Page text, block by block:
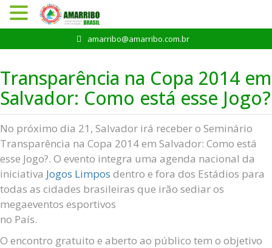
para
conteúdo
amarribo@amarribo.com.br
Transparência na Copa 2014 em
Salvador: Como está esse Jogo?
No próximo dia 21, Salvador irá receber o Seminário
Transparência na Copa 2014 em Salvador: Como está
esse Jogo?. O evento integra uma agenda nacional da
iniciativa Jogos Limpos dentro e fora dos Estádios para
todas as cidades brasileiras que irão sediar os
megaeventos esportivos
no País.
O encontro gratuito e aberto ao público tem o objetivo